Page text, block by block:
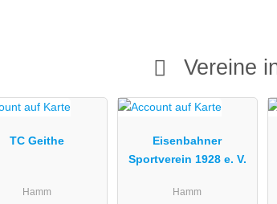
Vereine
TC Geithe
Hamm
Eisenbahner
Sportverein 1928 e. V.
Hamm